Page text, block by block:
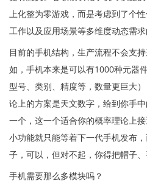
上化整为零游戏，而是考虑到了个
工作以及应用场景等多维度动态需求
目前的手机结构，生产流程不会支
如，手机本来是可以有1000种元器
型号、类别、精度等，数量更巨大
论上的方案是天文数字，给到你手
一个，这一个适合你的概率理论上
小功能就只能等着下一代手机发布
子，可以，但对不起，你得把帽子、
手机需要那么多模块吗？